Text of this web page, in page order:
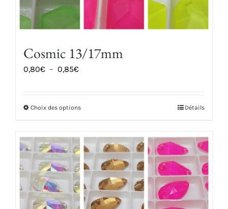
Cosmic 13/17mm
0,80€ – 0,85€Plage
0,85€
Choix des optionsCe
a
plusieurs
variations.
Les
options
Détails